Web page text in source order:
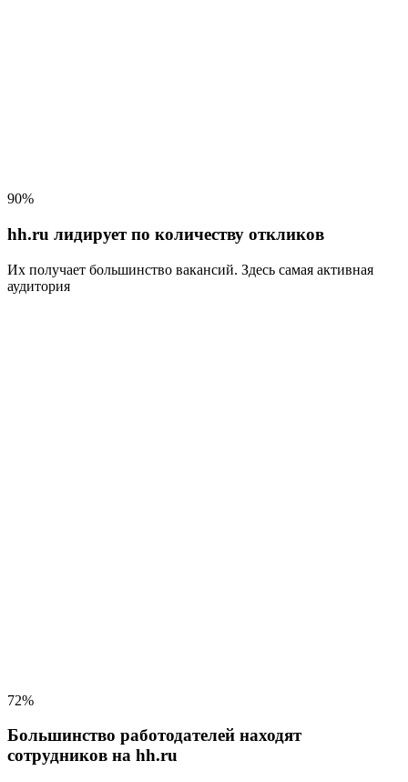
90%
hh.ru лидирует по количеству откликов
Их получает большинство вакансий. Здесь самая активная
аудитория
72%
Большинство работодателей находят
сотрудников на hh.ru